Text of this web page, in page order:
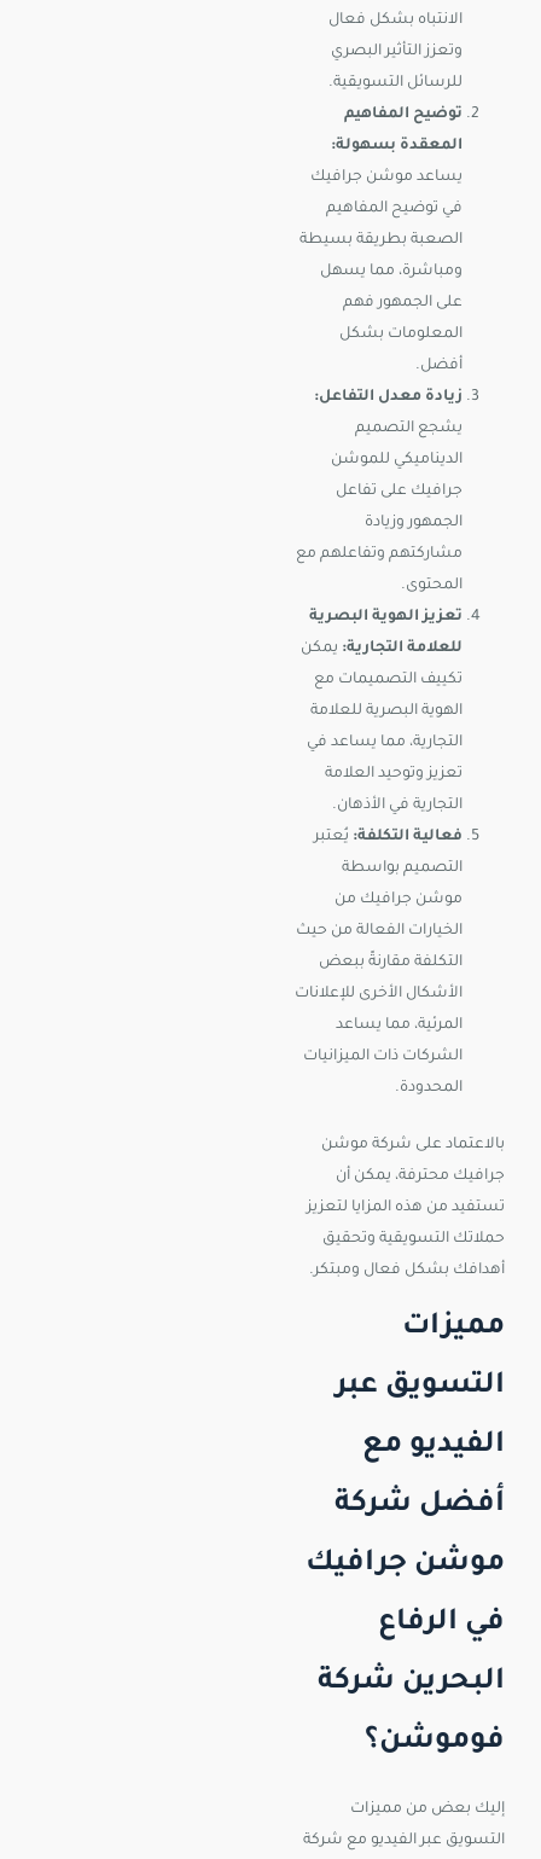
الانتباه بشكل فعال
وتعزز التأثير البصري
للرسائل التسويقية.
توضيح المفاهيم
المعقدة بسهولة:
يساعد موشن جرافيك
في توضيح المفاهيم
الصعبة بطريقة بسيطة
ومباشرة، مما يسهل
على الجمهور فهم
المعلومات بشكل
أفضل.
زيادة معدل التفاعل:
يشجع التصميم
الديناميكي للموشن
جرافيك على تفاعل
الجمهور وزيادة
مشاركتهم وتفاعلهم مع
المحتوى.
تعزيز الهوية البصرية
للعلامة التجارية: يمكن
تكييف التصميمات مع
الهوية البصرية للعلامة
التجارية، مما يساعد في
تعزيز وتوحيد العلامة
التجارية في الأذهان.
فعالية التكلفة: يُعتبر
التصميم بواسطة
موشن جرافيك من
الخيارات الفعالة من حيث
التكلفة مقارنةً ببعض
الأشكال الأخرى للإعلانات
المرئية، مما يساعد
الشركات ذات الميزانيات
المحدودة.
بالاعتماد على شركة موشن
جرافيك محترفة، يمكن أن
تستفيد من هذه المزايا لتعزيز
حملاتك التسويقية وتحقيق
أهدافك بشكل فعال ومبتكر.
مميزات
التسويق عبر
الفيديو مع
أفضل شركة
موشن جرافيك
في الرفاع
البحرين شركة
فوموشن؟
إليك بعض من مميزات
التسويق عبر الفيديو مع شركة